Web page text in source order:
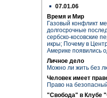
07.01.06
Время и Мир
Газовый конфликт
долгосрочные
сербско-косовские
икры; Почему в
Америке появились
Личное дело
Можно ли жить без
Человек имеет
Право на
"Свобода" в Клубе